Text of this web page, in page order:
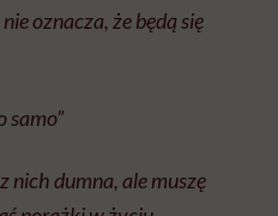
oznacza, że ​​będą się
samo”
nich dumna, ale muszę